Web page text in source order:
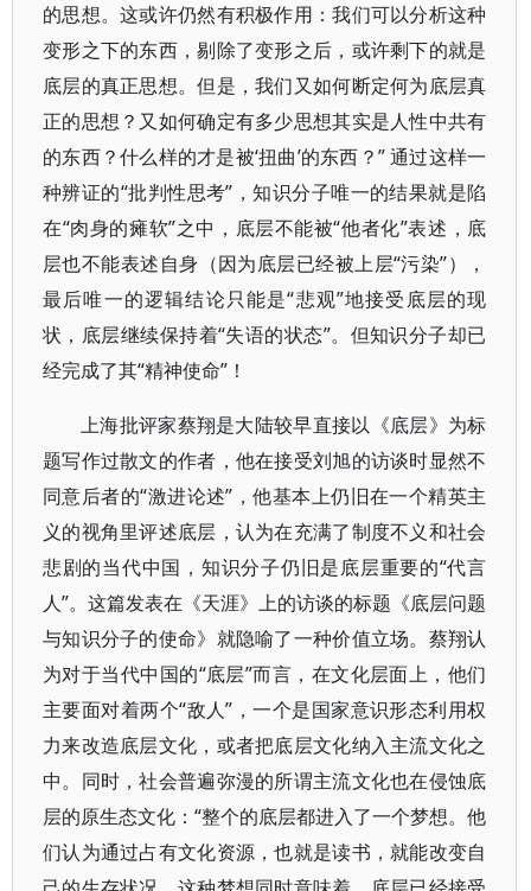
的思想。这或许仍然有积极作用：我们可以分析这种
变形之下的东西，剔除了变形之后，或许剩下的就是
底层的真正思想。但是，我们又如何断定何为底层真
正的思想？又如何确定有多少思想其实是人性中共有
的东西？什么样的才是被‘扭曲’的东西？” 通过这样一
种辨证的“批判性思考”，知识分子唯一的结果就是陷
在“肉身的瘫软”之中，底层不能被“他者化”表述，底
层也不能表述自身（因为底层已经被上层“污染”），
最后唯一的逻辑结论只能是“悲观”地接受底层的现
状，底层继续保持着“失语的状态”。但知识分子却已
经完成了其“精神使命”！
上海批评家蔡翔是大陆较早直接以《底层》为标
题写作过散文的作者，他在接受刘旭的访谈时显然不
同意后者的“激进论述”，他基本上仍旧在一个精英主
义的视角里评述底层，认为在充满了制度不义和社会
悲剧的当代中国，知识分子仍旧是底层重要的“代言
人”。这篇发表在《天涯》上的访谈的标题《底层问题
与知识分子的使命》就隐喻了一种价值立场。蔡翔认
为对于当代中国的“底层”而言，在文化层面上，他们
主要面对着两个“敌人”，一个是国家意识形态利用权
力来改造底层文化，或者把底层文化纳入主流文化之
中。同时，社会普遍弥漫的所谓主流文化也在侵蚀底
层的原生态文化：“整个的底层都进入了一个梦想。他
们认为通过占有文化资源，也就是读书，就能改变自